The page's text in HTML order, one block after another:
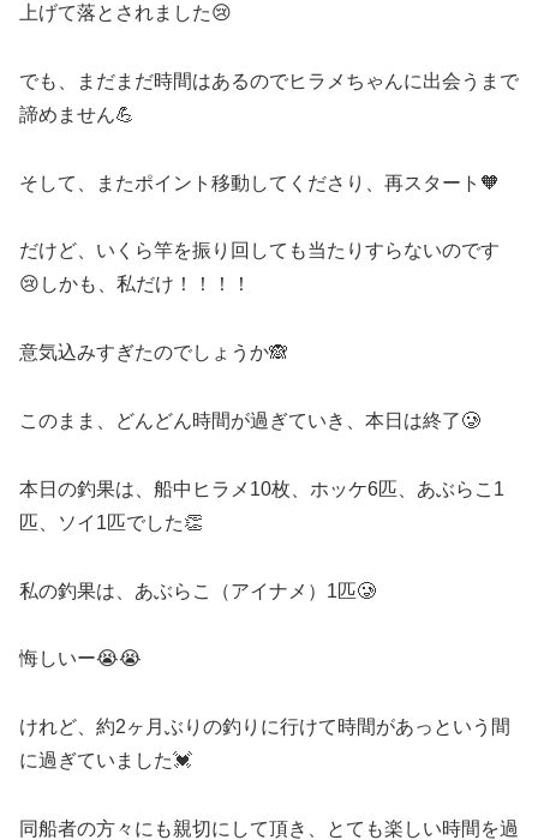
上げて落とされました😢
でも、まだまだ時間はあるのでヒラメちゃんに出会うまで
諦めません💪
そして、またポイント移動してくださり、再スタート🧡
だけど、いくら竿を振り回しても当たりすらないのです
😢しかも、私だけ！！！！
意気込みすぎたのでしょうか🙈
このまま、どんどん時間が過ぎていき、本日は終了🥲
本日の釣果は、船中ヒラメ10枚、ホッケ6匹、あぶらこ1
匹、ソイ1匹でした👏
私の釣果は、あぶらこ（アイナメ）1匹🥲
悔しいー😭😭
けれど、約2ヶ月ぶりの釣りに行けて時間があっという間
に過ぎていました💓
同船者の方々にも親切にして頂き、とても楽しい時間を過